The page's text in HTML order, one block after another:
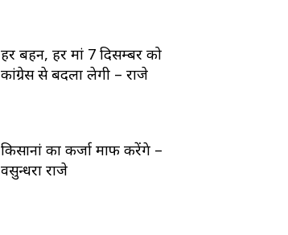
हर बहन, हर मां 7 दिसम्बर को
कांग्रेस से बदला लेगी – राजे
किसानां का कर्जा माफ करेंगे –
वसुन्धरा राजे